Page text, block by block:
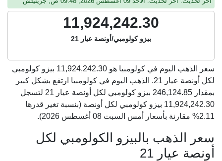
11,924,242.30
بيزو كولومبي/أونصة عيار 21
سعر الذهب اليوم في كولومبيا هو 11,924,242.30 بيزو كولومبي
لكل أونصة عيار 21. الذهب اليوم في كولومبيا ارتفع بشكل كبير
بمقدار 246,124.85 بيزو كولومبي لكل أونصة عيار 21 لتسجل
11,924,242.30 بيزو كولومبي لكل أونصة (بنسبة تغير قدرها
2.11% مقارنة بأسعار أمس السبت 08 أغسطس 2026).
سعر الذهب بالبيزو الكولومبي لكل
أونصة عيار 21